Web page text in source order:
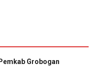
Grobogan